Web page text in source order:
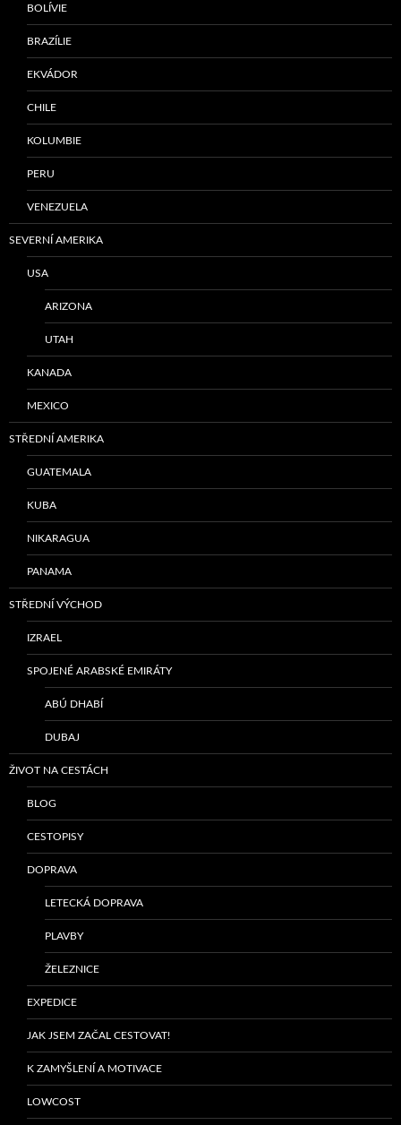
BOLÍVIE
BRAZÍLIE
EKVÁDOR
CHILE
KOLUMBIE
PERU
VENEZUELA
SEVERNÍ AMERIKA
USA
ARIZONA
UTAH
KANADA
MEXICO
STŘEDNÍ AMERIKA
GUATEMALA
KUBA
NIKARAGUA
PANAMA
STŘEDNÍ VÝCHOD
IZRAEL
SPOJENÉ ARABSKÉ EMIRÁTY
ABÚ DHABÍ
DUBAJ
ŽIVOT NA CESTÁCH
BLOG
CESTOPISY
DOPRAVA
LETECKÁ DOPRAVA
PLAVBY
ŽELEZNICE
EXPEDICE
JAK JSEM ZAČAL CESTOVAT!
K ZAMYŠLENÍ A MOTIVACE
LOWCOST